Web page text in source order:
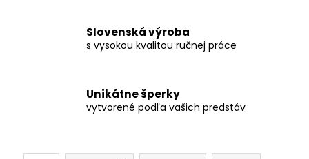
Slovenská výroba
s vysokou kvalitou ručnej práce
Unikátne šperky
vytvorené podľa vašich predstáv